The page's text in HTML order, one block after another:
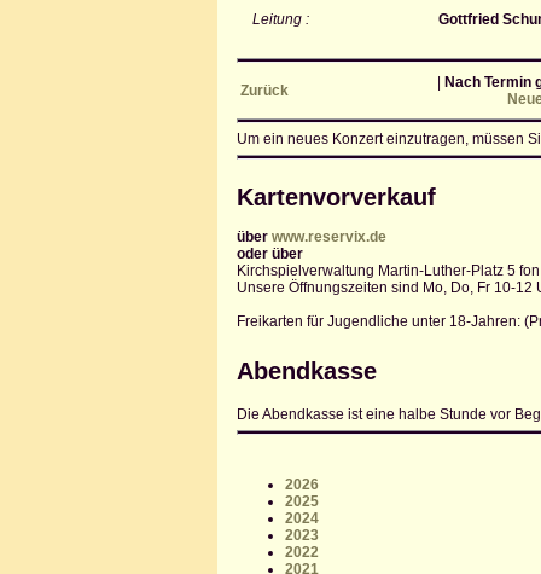
Leitung : Gottfried
Zurück
Nach Termin
Um ein neues Konzert einzutragen, müssen
Kartenvorverkauf
über www.reservix.de
oder über
Kirchspielverwaltung Martin-Luther-Platz 5
Unsere Öffnungszeiten sind Mo, Do, Fr 10-12
Freikarten für Jugendliche unter 18-Jahren:
Abendkasse
Die Abendkasse ist eine halbe Stunde vor
2026
2025
2024
2023
2022
2021